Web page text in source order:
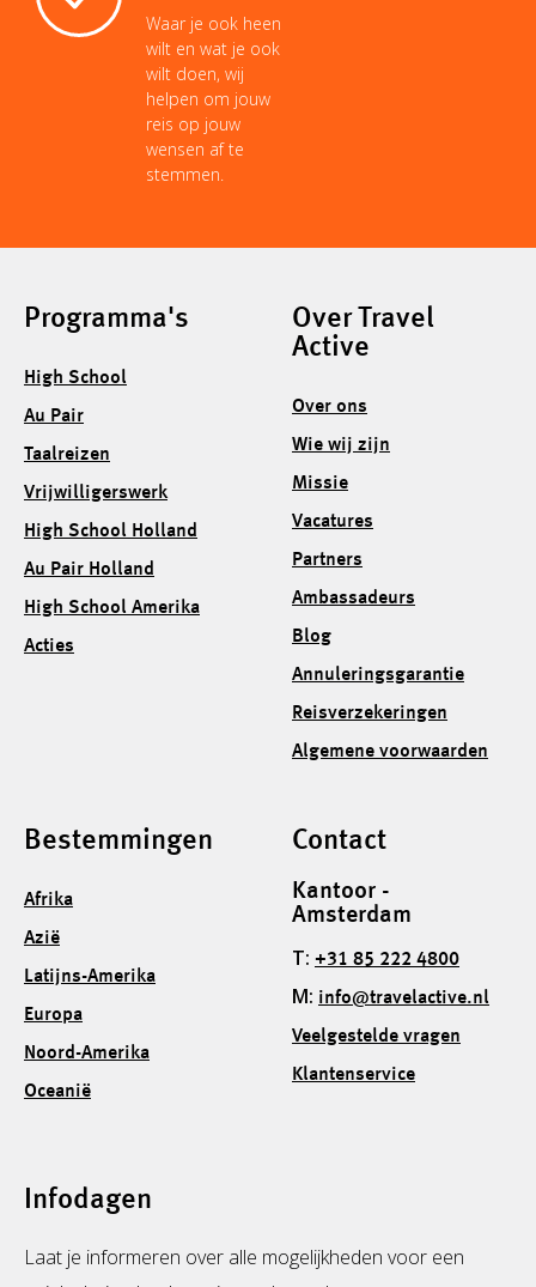
Waar je ook heen
wilt en wat je ook
wilt doen, wij
helpen om jouw
reis op jouw
wensen af te
stemmen.
Programma's
High School
Au Pair
Taalreizen
Vrijwilligerswerk
High School Holland
Au Pair Holland
High School Amerika
Acties
Over Travel
Active
Over ons
Wie wij zijn
Missie
Vacatures
Partners
Ambassadeurs
Blog
Annuleringsgarantie
Reisverzekeringen
Algemene voorwaarden
Bestemmingen
Afrika
Azië
Latijns-Amerika
Europa
Noord-Amerika
Oceanië
Contact
Kantoor -
Amsterdam
T: +31 85 222 4800
M: info@travelactive.nl
Veelgestelde vragen
Klantenservice
Infodagen
Laat je informeren over alle mogelijkheden voor een